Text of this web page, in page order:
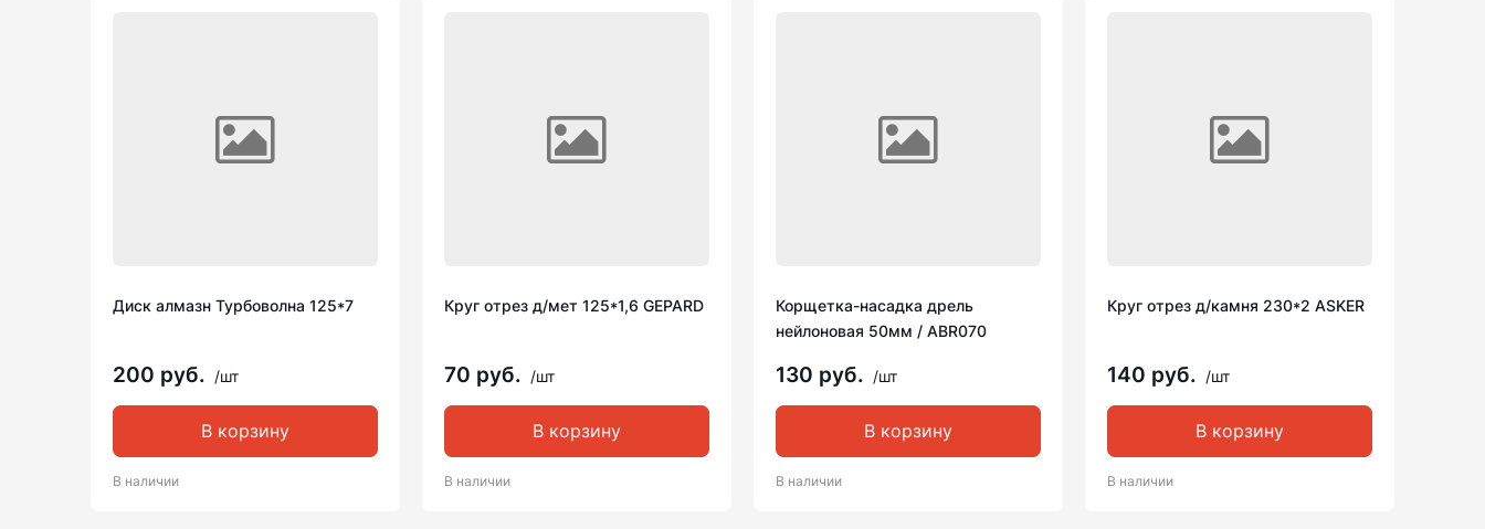
Диск алмазн Турбоволна 125*7
200 руб. /шт
В корзину
В наличии
Круг отрез д/мет 125*1,6 GEPARD
70 руб. /шт
В корзину
В наличии
Корщетка-насадка дрель
нейлоновая 50мм / ABR070
130 руб. /шт
В корзину
В наличии
Круг отрез д/камня 230*2 ASKER
140 руб. /шт
В корзину
В наличии